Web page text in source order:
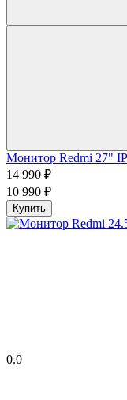
Монитор Redmi 27"
14 990 ₽
10 990 ₽
Купить
0.0